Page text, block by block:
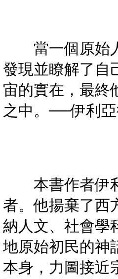
當一個原始人
發現並瞭解了自
宙的實在，最終
之中。──伊利
本書作者伊利
者。他揚棄了西
納人文、社會學
地原始初民的神
本身，力圖接近